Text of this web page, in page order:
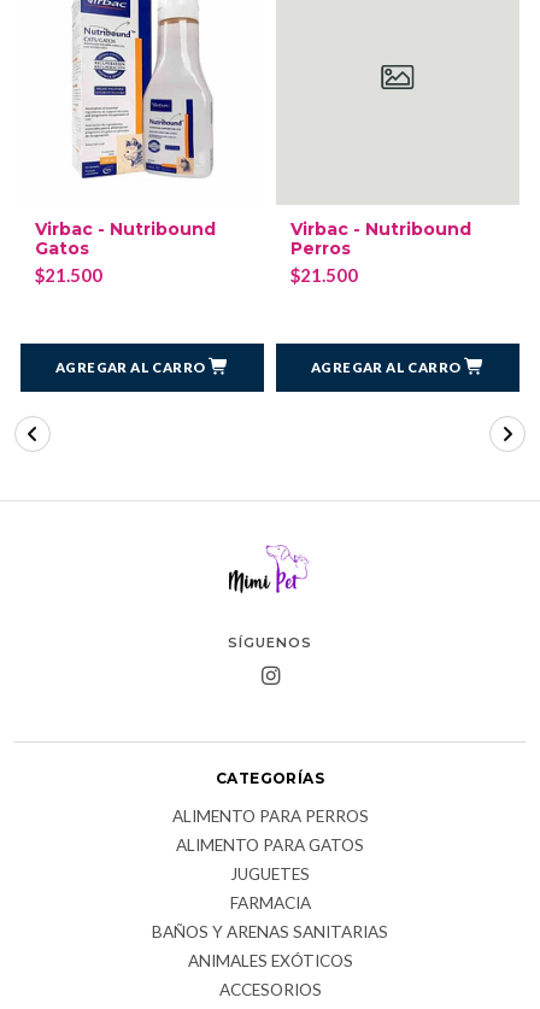
Virbac - Nutribound
Gatos
$21.500
AGREGAR AL CARRO
Virbac - Nutribound
Perros
$21.500
AGREGAR AL CARRO
SÍGUENOS
CATEGORÍAS
ALIMENTO PARA PERROS
ALIMENTO PARA GATOS
JUGUETES
FARMACIA
BAÑOS Y ARENAS SANITARIAS
ANIMALES EXÓTICOS
ACCESORIOS